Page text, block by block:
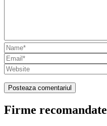
Firme recomandate